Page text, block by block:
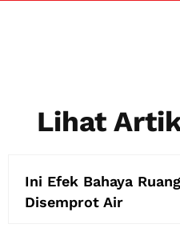
Lihat
Ini Efek Bahaya
Disemprot Air